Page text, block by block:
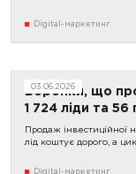
Digital-маркетинг
03.06.2026
Воронки, що
1 724 ліди та
Продаж інвестиційної
лід коштує дорого, а
Digital-маркетинг